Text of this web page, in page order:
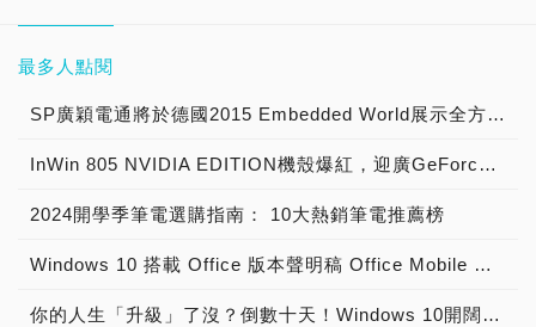
最多人點閱
SP廣穎電通將於德國2015 Embedded World展示全方位工控系列產品
InWin 805 NVIDIA EDITION機殼爆紅，迎廣GeForce GTX特仕版機箱正式開賣！
2024開學季筆電選購指南： 10大熱銷筆電推薦榜
Windows 10 搭載 Office 版本聲明稿 Office Mobile 、 Office 2016 與 Office 365 版本差異說明
你的人生「升級」了沒？倒數十天！Windows 10開闊你的無限視野